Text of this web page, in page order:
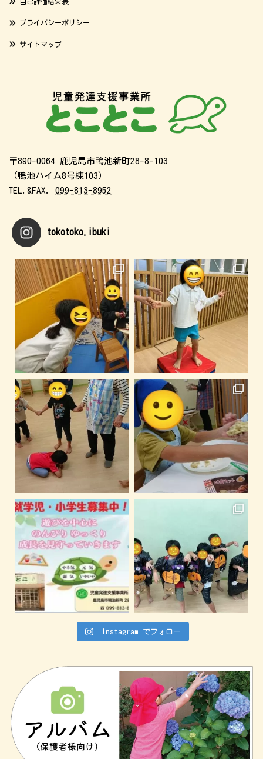
プライバシーポリシー
サイトマップ
〒890-0064 鹿児島市鴨池新町28-8-103
（鴨池ハイム8号棟103）
TEL.&FAX. 099-813-8952
tokotoko.ibuki
Instagram でフォロー